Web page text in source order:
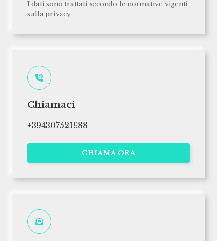
I dati sono trattati secondo le normative vigenti
sulla privacy.
Chiamaci
+394307521988
CHIAMA ORA